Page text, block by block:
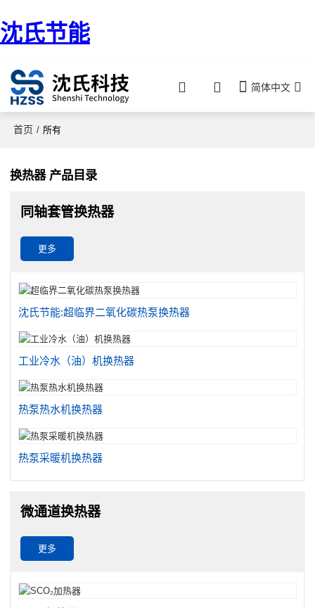
沈氏节能
简体中文
首页 / 所有
换热器 产品目录
同轴套管换热器
更多
沈氏节能:超临界二氧化碳热泵换热器
工业冷水（油）机换热器
热泵热水机换热器
热泵采暖机换热器
微通道换热器
更多